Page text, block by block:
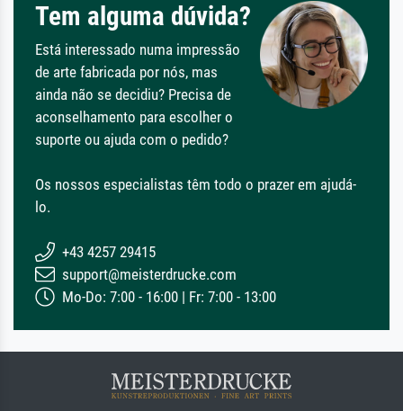
Tem alguma dúvida?
Está interessado numa impressão
de arte fabricada por nós, mas
ainda não se decidiu? Precisa de
aconselhamento para escolher o
suporte ou ajuda com o pedido?
Os nossos especialistas têm todo o prazer em ajudá-
lo.
+43 4257 29415
support@meisterdrucke.com
Mo-Do: 7:00 - 16:00 | Fr: 7:00 - 13:00